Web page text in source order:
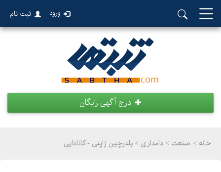
ورود ثبت نام
درج آگهی رایگان
خانه > صنعت > دامداری > بلدرچین ژاپنی - کانادایی